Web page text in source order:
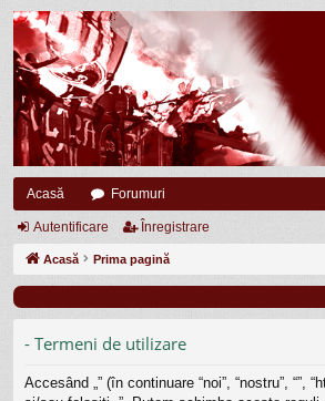
Acasă Forumuri
Autentificare Înregistrare
Acasă Prima pagină
- Termeni de utilizare
Accesând „” (în continuare “noi”, “nostru”,